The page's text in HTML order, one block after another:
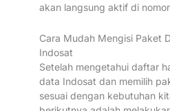
akan langsung aktif di
Cara Mudah Mengisi Paket
Indosat
Setelah mengetahui daftar
data Indosat dan memilih
sesuai dengan kebutuhan